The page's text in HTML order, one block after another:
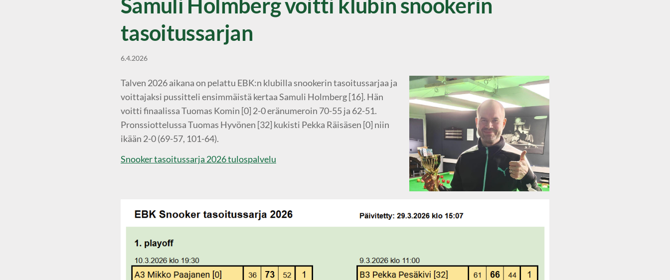
Samuli Holmberg voitti klubin snookerin
tasoitussarjan
6.4.2026
Talven 2026 aikana on pelattu EBK:n klubilla snookerin tasoitussarjaa ja
voittajaksi pussitteli ensimmäistä kertaa Samuli Holmberg [16]. Hän
voitti finaalissa Tuomas Komin [0] 2-0 eränumeroin 70-55 ja 62-51.
Pronssiottelussa Tuomas Hyvönen [32] kukisti Pekka Räisäsen [0] niin
ikään 2-0 (69-57, 101-64).
Snooker tasoitussarja 2026 tulospalvelu